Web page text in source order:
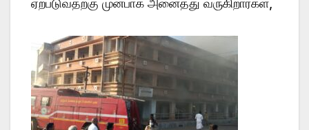
ஏற்படுவதற்கு முன்பாக அனைத்து வருகிறார்கள்,